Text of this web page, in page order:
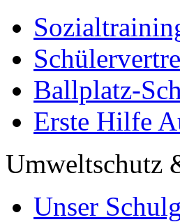
Ballplatz-
Erste Hilfe
Umweltschutz
Unser